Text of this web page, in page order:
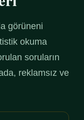
görüneni
okuma
soruların
reklamsız ve